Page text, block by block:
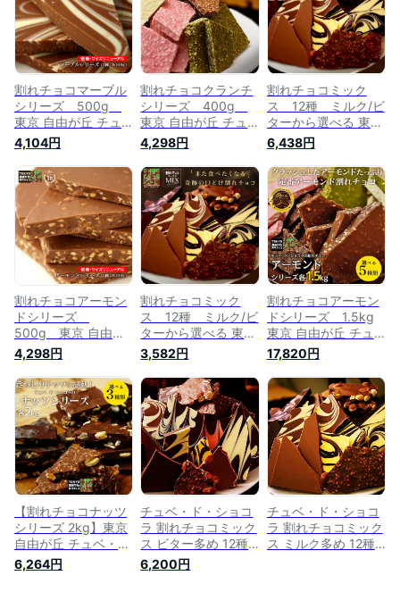
割れチョコマーブル
シリーズ 500g
東京 自由が丘 チュ
ベ・ド・ショコラ ク
ーベルチュールチョ
コレート ミルク ビ
ター ギフトラッピ
ング不可
4,104円
割れチョコクランチ
シリーズ 400g
東京 自由が丘 チュ
ベ・ド・ショコラ ク
ーベルチュールチョ
コレート ミルク ビ
ター ホワイト 抹
茶 イチゴ ギフト
ラッピング不可
4,298円
割れチョコミック
ス 12種 ミルク/ビ
ターから選べる 東京
自由が丘 チュベ・
ド・ショコラ クー
ベルチュール 記念日
パーティー チョコレ
ート 大容量
6,438円
割れチョコアーモン
ドシリーズ
500g 東京 自由が
丘 チュベ・ド・ショ
コラ クーベルチュー
ルチョコレート ミル
ク ビター ホワイ
ト 抹茶 イチゴ
ギフトラッピング不
可
4,298円
割れチョコミック
ス 12種 ミルク/ビ
ターから選べる 東京
自由が丘 チュベ・
ド・ショコラ クー
ベルチュール 記念日
パーティー チョコレ
ート 大容量
3,582円
割れチョコアーモン
ドシリーズ 1.5kg
東京 自由が丘 チュ
ベ・ド・ショコラ ク
ーベルチュールチョ
コレート ミルク ビ
ター ホワイト 抹
茶 イチゴ ギフト
ラッピング不可
17,820円
【割れチョコナッツ
シリーズ 2kg】東京
自由が丘 チュベ・
ド・ショコラ クーベ
ルチュールチョコレ
6,264円
チュベ・ド・ショコ
ラ 割れチョコミック
ス ビター多め 12種
1kg 東京 自由が丘
6,200円
チュベ・ド・ショコ
ラ 割れチョコミック
ス ミルク多め 12種